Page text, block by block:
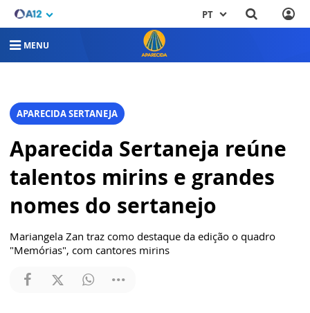
PT
MENU
APARECIDA SERTANEJA
Aparecida Sertaneja reúne
talentos mirins e grandes
nomes do sertanejo
Mariangela Zan traz como destaque da edição o quadro
"Memórias", com cantores mirins